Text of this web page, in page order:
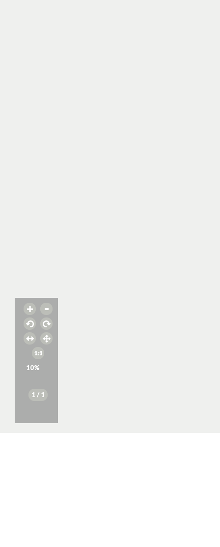
10%
1 / 1